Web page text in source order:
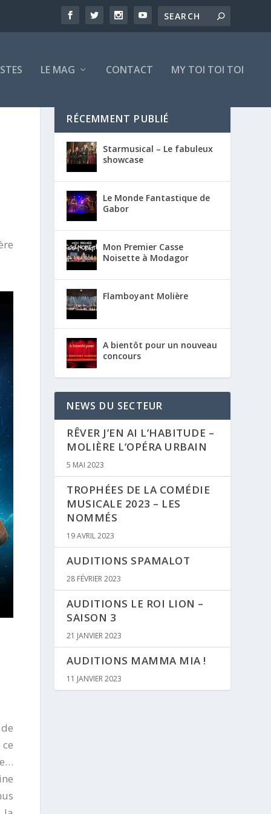
LE MAG CONTACT MY TOI TOI TOI
RÉCEMMENT PUBLIÉ
Starmusical – Le fabuleux
showcase
Le Monde Fantastique de
Gabor
Mon Premier Casse
Noisette à Modagor
Flamboyant Molière
A bientôt pour un nouveau
concours
NEWS DU SECTEUR
RÊVER J’EN AI L’HABITUDE –
MOLIÈRE L’OPÉRA URBAIN
5 MAI 2023
TROPHÉES DE LA COMÉDIE
MUSICALE 2023 – LES
NOMMÉS
19 AVRIL 2023
AUDITIONS SPAMALOT
28 FÉVRIER 2023
AUDITIONS LE ROI LION –
SAISON 3
21 JANVIER 2023
AUDITIONS MAMMA MIA !
11 JANVIER 2023